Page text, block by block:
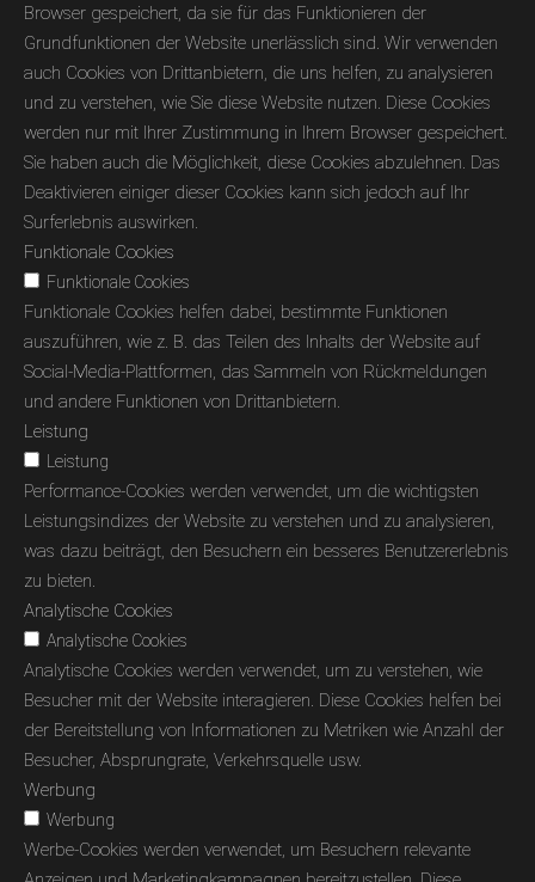
Browser gespeichert, da sie für das Funktionieren der
Grundfunktionen der Website unerlässlich sind. Wir verwenden
auch Cookies von Drittanbietern, die uns helfen, zu analysieren
und zu verstehen, wie Sie diese Website nutzen. Diese Cookies
werden nur mit Ihrer Zustimmung in Ihrem Browser gespeichert.
Sie haben auch die Möglichkeit, diese Cookies abzulehnen. Das
Deaktivieren einiger dieser Cookies kann sich jedoch auf Ihr
Surferlebnis auswirken.
Funktionale Cookies
Funktionale Cookies
Funktionale Cookies helfen dabei, bestimmte Funktionen
auszuführen, wie z. B. das Teilen des Inhalts der Website auf
Social-Media-Plattformen, das Sammeln von Rückmeldungen
und andere Funktionen von Drittanbietern.
Leistung
Leistung
Performance-Cookies werden verwendet, um die wichtigsten
Leistungsindizes der Website zu verstehen und zu analysieren,
was dazu beiträgt, den Besuchern ein besseres Benutzererlebnis
zu bieten.
Analytische Cookies
Analytische Cookies
Analytische Cookies werden verwendet, um zu verstehen, wie
Besucher mit der Website interagieren. Diese Cookies helfen bei
der Bereitstellung von Informationen zu Metriken wie Anzahl der
Besucher, Absprungrate, Verkehrsquelle usw.
Werbung
Werbung
Werbe-Cookies werden verwendet, um Besuchern relevante